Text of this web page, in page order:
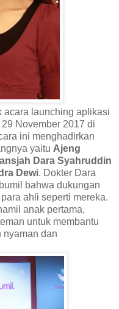
acara launching aplikasi
November 2017 di
ini menghadirkan
yaitu Ajeng
Dara Syahruddin
Dewi. Dokter Dara
bahwa dukungan
ahli seperti mereka.
anak pertama,
untuk membantu
nyaman dan